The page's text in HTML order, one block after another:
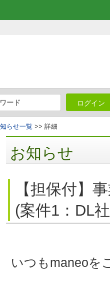
ログイン
らせ一覧 >> 詳細
お知らせ
【担保付】
(案件1：DL
いつもmaneoを